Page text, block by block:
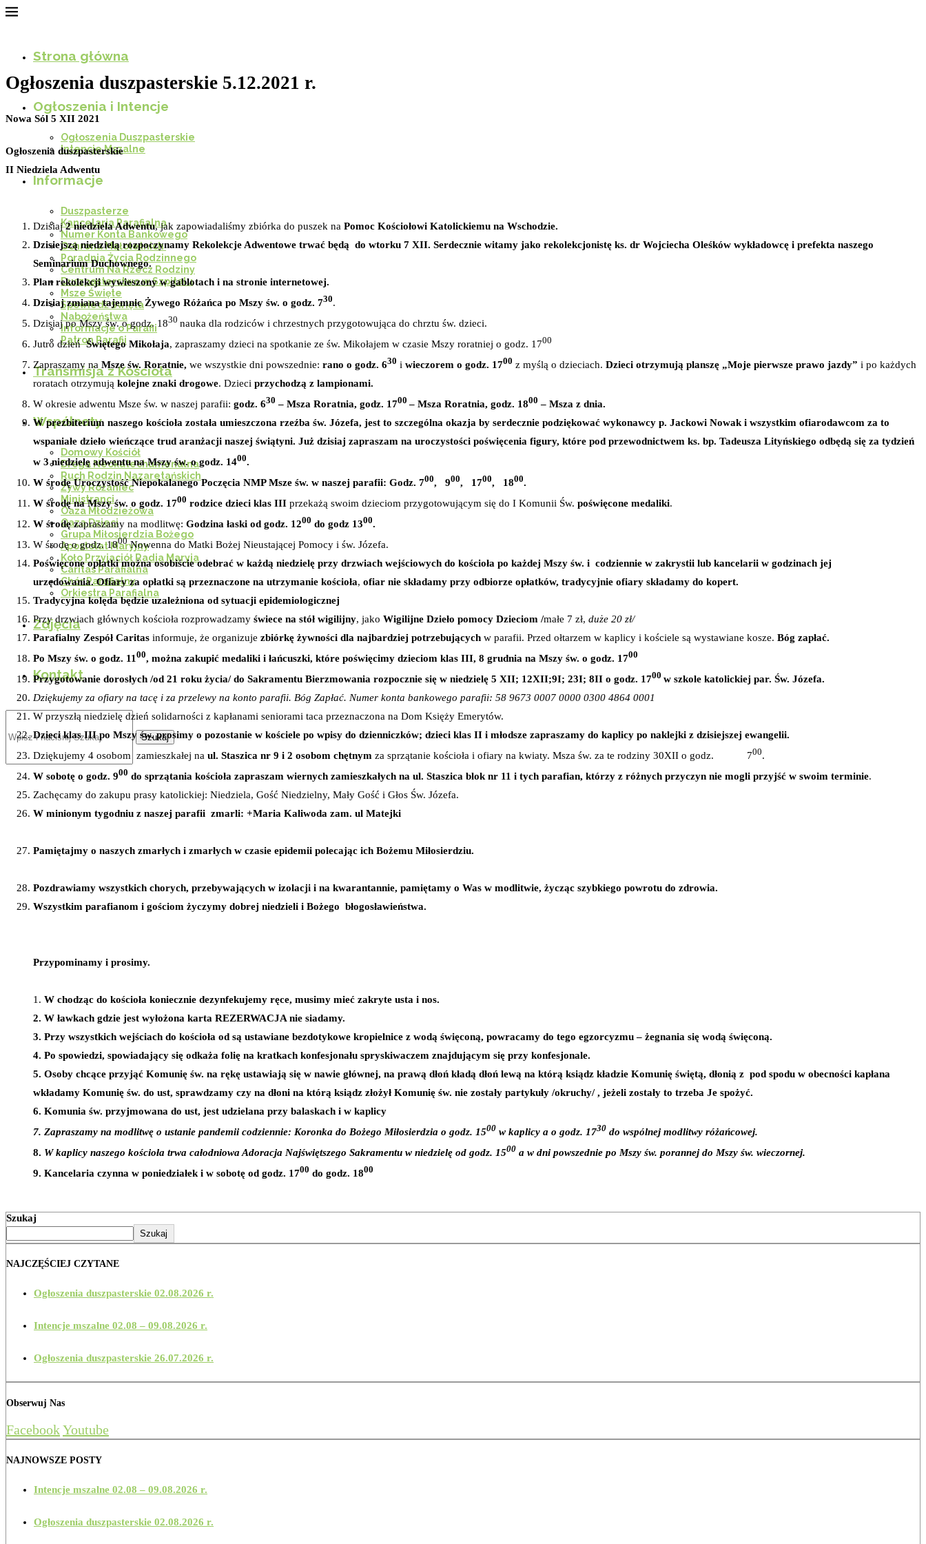
Strona główna
Ogłoszenia i Intencje
Ogłoszenia Duszpasterskie
Intencje Mszalne
Informacje
Duszpasterze
Kancelaria Parafialna
Numer Konta Bankowego
Ochrona Małoletnich
Poradnia Życia Rodzinnego
Centrum Na Rzecz Rodziny
Duszpasterstwo w Szpitalu
Msze Święte
Spowiedź Święta
Nabożeństwa
Informacje o Parafii
Patron Parafii
Transmisja z Kościoła
Wspólnoty
Domowy Kościół
Droga Neokatechumenalna
Ruch Rodzin Nazaretańskich
Żywy Różaniec
Ministranci
Oaza Młodzieżowa
Oaza Dzieci
Grupa Miłosierdzia Bożego
Apostolat Maryjny
Koło Przyjaciół Radia Maryja
Caritas Parafialna
Chór Parafialny
Orkiestra Parafialna
Zdjęcia
Kontakt
Szukaj
Ogłoszenia duszpasterskie 5.12.2021 r.
Nowa Sól 5 XII 2021
Ogłoszenia duszpasterskie
II Niedziela Adwentu
Dzisiaj2 niedziela Adwentu, jak zapowiadaliśmy zbiórka do puszek na Pomoc Kościołowi Katolickiemu na Wschodzie.
Dzisiejszą niedzielą rozpoczynamy Rekolekcje Adwentowe trwać będą do wtorku 7 XII. Serdecznie witamy jako rekolekcjonistę ks. dr Wojciecha Oleśków wykładowcę i prefekta naszego
Seminarium Duchownego.
Plan rekolekcji wywieszony w gablotach i na stronie internetowej.
Dzisiaj zmiana tajemnic Żywego Różańca po Mszy św. o godz. 730.
Dzisiaj po Mszy św. o godz. 1830 nauka dla rodziców i chrzestnych przygotowująca do chrztu św. dzieci.
Jutro dzieńŚwiętego Mikołaja, zapraszamy dzieci na spotkanie ze św. Mikołajem w czasie Mszy roratniej o godz. 1700
Zapraszamy na Msze św. Roratnie, we wszystkie dni powszednie: rano o godz. 630 i wieczorem o godz. 1700 z myślą o dzieciach. Dzieci otrzymują planszę „Moje pierwsze prawo jazdy” i po każdych
roratach otrzymują kolejne znaki drogowe. Dzieci przychodzą z lampionami.
W okresie adwentu Msze św. w naszej parafii: godz. 630 – Msza Roratnia, godz. 1700 – Msza Roratnia, godz. 1800 – Msza z dnia.
W prezbiterium naszego kościoła została umieszczona rzeźba św. Józefa, jest to szczególna okazja by serdecznie podziękować wykonawcy p. Jackowi Nowak i wszystkim ofiarodawcom za to
wspaniałe dzieło wieńczące trud aranżacji naszej świątyni. Już dzisiaj zapraszam na uroczystości poświęcenia figury, które pod przewodnictwem ks. bp. Tadeusza Lityńskiego odbędą się za tydzień
w 3 niedzielę adwentu na Mszy św. o godz. 1400.
W środę Uroczystość Niepokalanego Poczęcia NMP Msze św. w naszej parafii: Godz. 700, 900, 1700, 1800.
W środę na Mszy św. o godz. 1700 rodzice dzieci klas III przekażą swoim dzieciom przygotowującym się do I Komunii Św. poświęcone medaliki.
W środę zapraszamy na modlitwę: Godzina łaski od godz. 1200 do godz 1300.
W środę o godz. 1800Nowenna do Matki Bożej Nieustającej Pomocy i św. Józefa.
Poświęcone opłatki można osobiście odebrać w każdą niedzielę przy drzwiach wejściowych do kościoła po każdej Mszy św. i codziennie w zakrystii lub kancelarii w godzinach jej
urzędowania. Ofiary za opłatki są przeznaczone na utrzymanie kościoła, ofiar nie składamy przy odbiorze opłatków, tradycyjnie ofiary składamy do kopert.
Tradycyjna kolęda będzie uzależniona od sytuacji epidemiologicznej
Przy drzwiach głównych kościoła rozprowadzamy świece na stół wigilijny, jako Wigilijne Dzieło pomocy Dzieciom /małe 7 zł, duże 20 zł/
Parafialny Zespół Caritas informuje, że organizuje zbiórkę żywności dla najbardziej potrzebujących w parafii. Przed ołtarzem w kaplicy i kościele są wystawiane kosze. Bóg zapłać.
Po Mszy św. o godz. 11 00, można zakupić medaliki i łańcuszki, które poświęcimy dzieciom klas III, 8 grudnia na Mszy św. o godz. 1700
Przygotowanie dorosłych /od 21 roku życia/ do Sakramentu Bierzmowania rozpocznie się w niedzielę 5 XII; 12XII;9I; 23I; 8II o godz. 1700 w szkole katolickiej par. Św. Józefa.
Dziękujemy za ofiary na tacę i za przelewy na konto parafii. Bóg Zapłać. Numer konta bankowego parafii: 58 9673 0007 0000 0300 4864 0001
W przyszłą niedzielę dzień solidarności z kapłanami seniorami taca przeznaczona na Dom Księży Emerytów.
Dzieci klas III po Mszy św. prosimy o pozostanie w kościele po wpisy do dzienniczków; dzieci klas II i młodsze zapraszamy do kaplicy po naklejki z dzisiejszej ewangelii.
Dziękujemy 4 osobom zamieszkałej na ul. Staszica nr 9 i 2 osobom chętnym za sprzątanie kościoła i ofiary na kwiaty. Msza św. za te rodziny 30XII o godz. 700.
W sobotę o godz. 900 do sprzątania kościoła zapraszam wiernych zamieszkałych na ul. Staszica blok nr 11 i tych parafian, którzy z różnych przyczyn nie mogli przyjść w swoim terminie.
Zachęcamy do zakupu prasy katolickiej: Niedziela, Gość Niedzielny, Mały Gość i Głos Św. Józefa.
W minionym tygodniu z naszej parafii zmarli: +Maria Kaliwoda zam. ul Matejki
Pamiętajmy o naszych zmarłych i zmarłych w czasie epidemii polecając ich Bożemu Miłosierdziu.
Pozdrawiamy wszystkich chorych, przebywających w izolacji i na kwarantannie, pamiętamy o Was w modlitwie, życząc szybkiego powrotu do zdrowia.
Wszystkim parafianom i gościom życzymy dobrej niedzieli i Bożego błogosławieństwa.
Przypominamy i prosimy.
1. W chodząc do kościoła koniecznie dezynfekujemy ręce, musimy mieć zakryte usta i nos.
2. W ławkach gdzie jest wyłożona karta REZERWACJA nie siadamy.
3. Przy wszystkich wejściach do kościoła od są ustawiane bezdotykowe kropielnice z wodą święconą, powracamy do tego egzorcyzmu – żegnania się wodą święconą.
4. Po spowiedzi, spowiadający się odkaża folię na kratkach konfesjonału spryskiwaczem znajdującym się przy konfesjonale.
5. Osoby chcące przyjąć Komunię św. na rękę ustawiają się w nawie głównej, na prawą dłoń kładą dłoń lewą na którą ksiądz kładzie Komunię świętą, dłonią z pod spodu w obecności kapłana
wkładamy Komunię św. do ust, sprawdzamy czy na dłoni na którą ksiądz złożył Komunię św. nie zostały partykuły /okruchy/ , jeżeli zostały to trzeba Je spożyć.
6. Komunia św. przyjmowana do ust, jest udzielana przy balaskach i w kaplicy
7. Zapraszamy na modlitwę o ustanie pandemii codziennie: Koronka do Bożego Miłosierdzia o godz. 1500 w kaplicy a o godz. 1730 do wspólnej modlitwy różańcowej.
8. W kaplicy naszego kościoła trwa całodniowa Adoracja Najświętszego Sakramentu w niedzielę od godz. 1500 a w dni powszednie po Mszy św. porannej do Mszy św. wieczornej.
9. Kancelaria czynna w poniedziałek i w sobotę od godz. 1700 do godz. 1800
Szukaj
Szukaj
NAJCZĘŚCIEJ CZYTANE
Ogłoszenia duszpasterskie 02.08.2026 r.
Intencje mszalne 02.08 – 09.08.2026 r.
Ogłoszenia duszpasterskie 26.07.2026 r.
Obserwuj Nas
FacebookYoutube
NAJNOWSZE POSTY
Intencje mszalne 02.08 – 09.08.2026 r.
Ogłoszenia duszpasterskie 02.08.2026 r.